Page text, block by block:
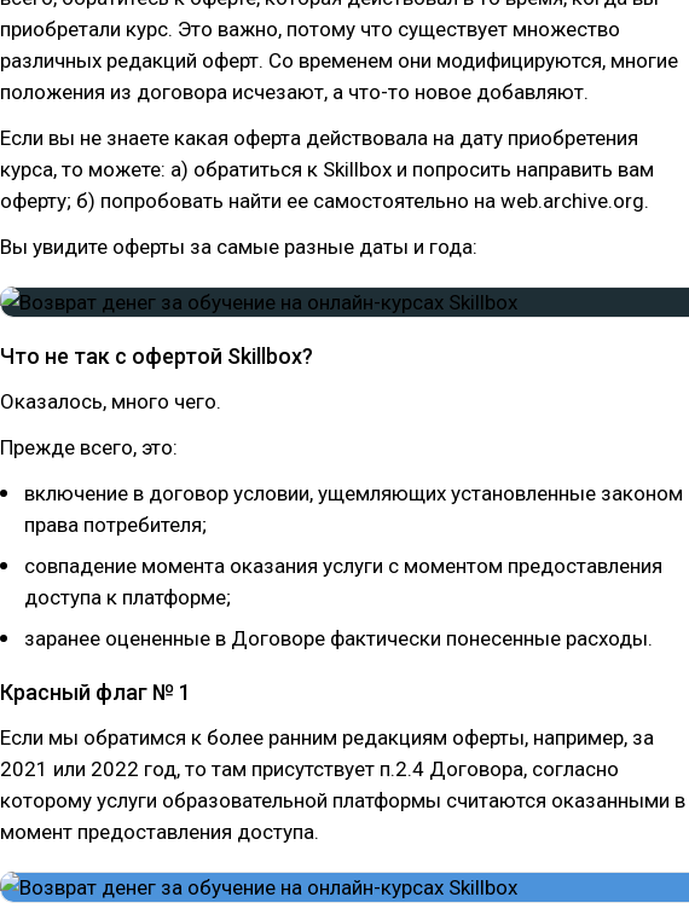
приобретали курс. Это важно, потому что существует множество
различных редакций оферт. Со временем они модифицируются, многие
положения из договора исчезают, а что-то новое добавляют.
Если вы не знаете какая оферта действовала на дату приобретения
курса, то можете: а) обратиться к Skillbox и попросить направить вам
оферту; б) попробовать найти ее самостоятельно на web.archive.org.
Вы увидите оферты за самые разные даты и года:
Что не так с офертой Skillbox?
Оказалось, много чего.
Прежде всего, это:
включение в договор условии, ущемляющих установленные законом
права потребителя;
совпадение момента оказания услуги с моментом предоставления
доступа к платформе;
заранее оцененные в Договоре фактически понесенные расходы.
Красный флаг № 1
Если мы обратимся к более ранним редакциям оферты, например, за
2021 или 2022 год, то там присутствует п.2.4 Договора, согласно
которому услуги образовательной платформы считаются оказанными в
момент предоставления доступа.